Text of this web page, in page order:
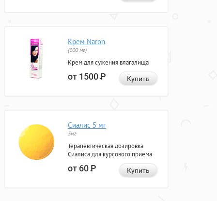
Крем Naron
(100 мг)
Крем для сужения влагалища
от 1500Р Купить
Сиалис 5 мг
5мг
Терапевтическая дозировка
Сиалиса для курсового приема
от 60Р Купить